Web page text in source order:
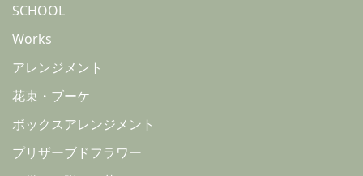
SCHOOL
Works
アレンジメント
花束・ブーケ
ボックスアレンジメント
プリザーブドフラワー